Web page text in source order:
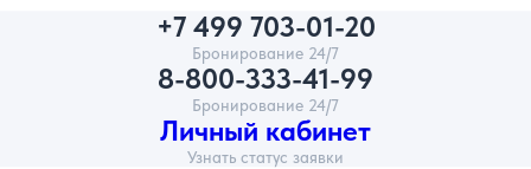
+7 499 703-01-20
Бронирование 24/7
8-800-333-41-99
Бронирование 24/7
Личный кабинет
Узнать статус заявки